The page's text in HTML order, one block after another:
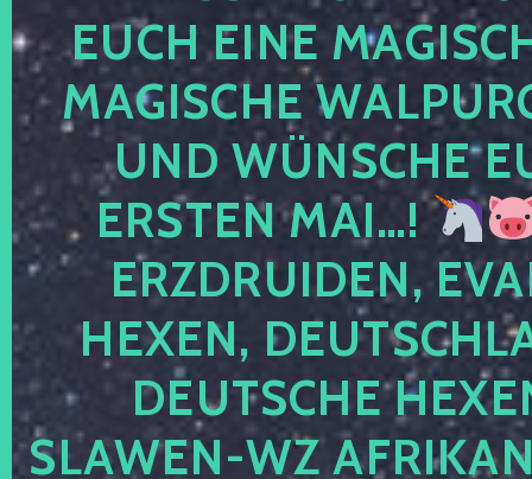
EUCH EINE
MAGISCHE
UND WÜNSCHE
ERSTEN MAI…!
ERZDRUIDEN,
HEXEN,
DEUTSCHE
SLAWEN-WZ